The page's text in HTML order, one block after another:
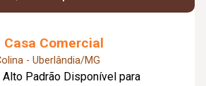
Comercial
- Uberlândia/MG
Padrão Disponível para